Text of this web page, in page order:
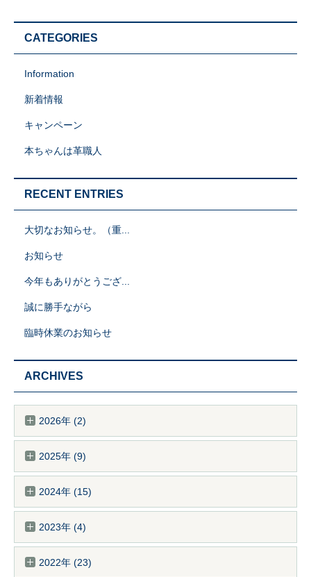
CATEGORIES
Information
新着情報
キャンペーン
本ちゃんは革職人
RECENT ENTRIES
大切なお知らせ。（重...
お知らせ
今年もありがとうござ...
誠に勝手ながら
臨時休業のお知らせ
ARCHIVES
2026年 (2)
2025年 (9)
2024年 (15)
2023年 (4)
2022年 (23)